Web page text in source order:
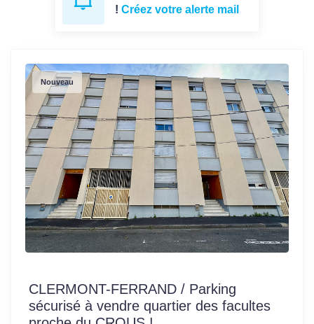
! Créez votre alerte mail
Nouveau
CLERMONT-FERRAND / Parking
sécurisé à vendre quartier des facultes